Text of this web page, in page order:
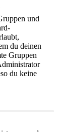
und
du deinen
Gruppen
du keine